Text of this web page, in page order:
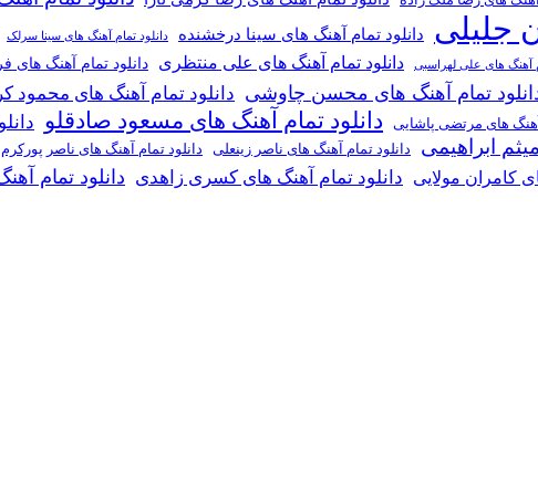
جلیلی دانلود تمام آهنگ های سینا درخشنده دانلود تمام آهنگ های سینا سرلک
آهنگ های علی لهراسبی دانلود تمام آهنگ های علی منتظری دانلود تمام آهنگ های
تمام آهنگ های محسن چاوشی دانلود تمام آهنگ های محمود
آهنگ های مرتضی پاشایی دانلود تمام آهنگ های مسعود صادقلو
ابراهیمی دانلود تمام آهنگ های ناصر زینعلی دانلود تمام آهنگ های ناصر پورکرم
کامران مولایی دانلود تمام آهنگ های کسری زاهدی دانلود تمام